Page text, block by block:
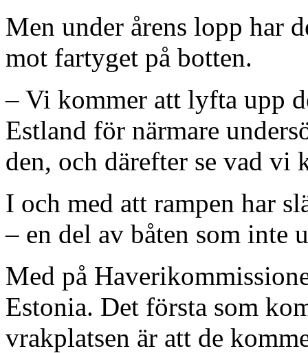
Men under årens lopp har
mot fartyget på botten.
– Vi kommer att lyfta upp
Estland för närmare
den, och därefter se vad vi
I och med att rampen har
– en del av båten som
Med på
Estonia. Det första som
vrakplatsen är att de